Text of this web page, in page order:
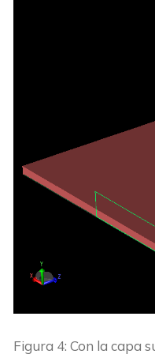
Figura 4: Con la capa